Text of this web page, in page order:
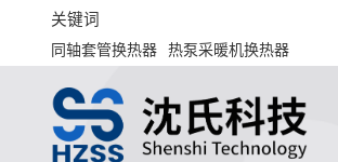
关键词
同轴套管换热器
热泵采暖机换热器